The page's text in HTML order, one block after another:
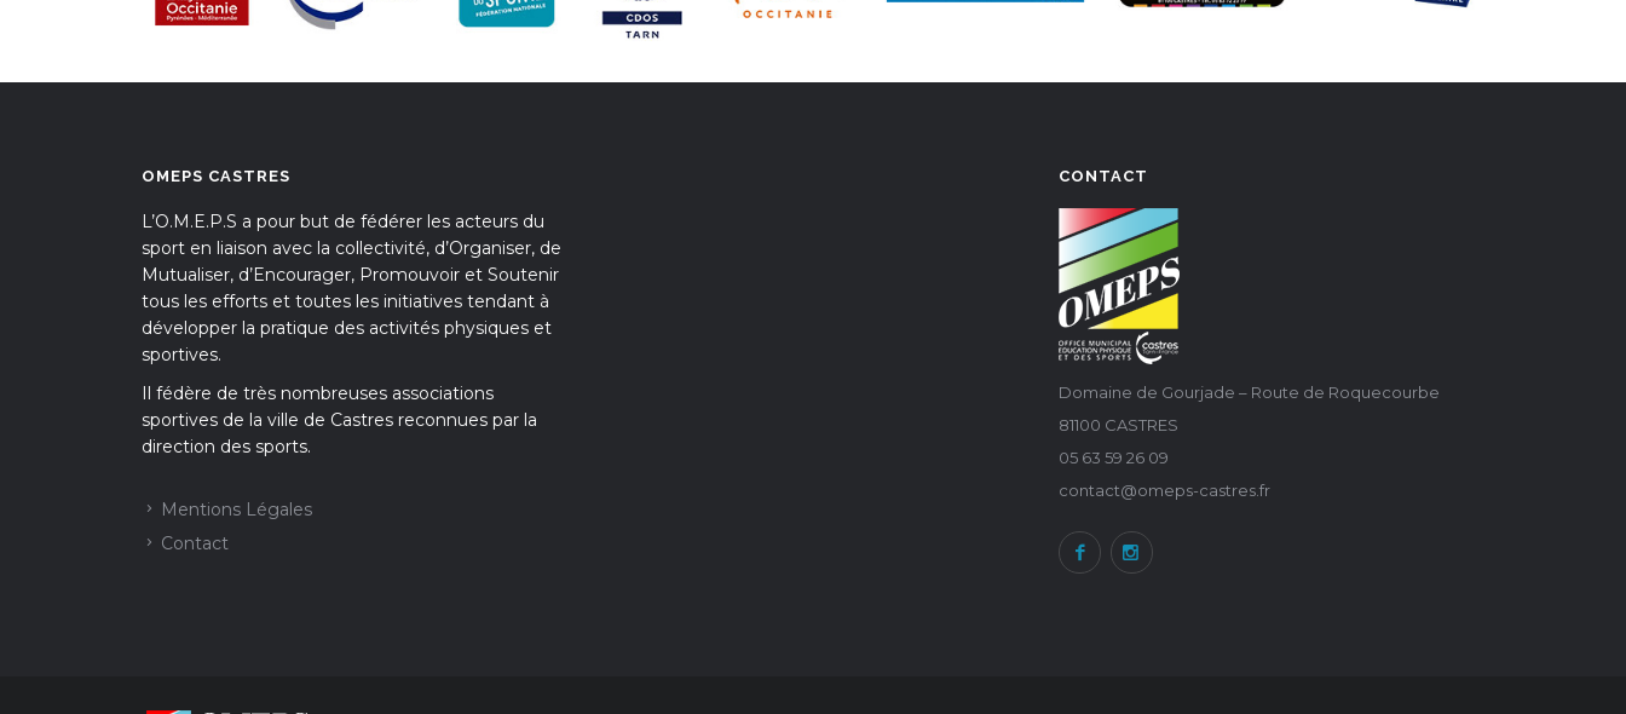
OMEPS CASTRES
L’O.M.E.P.S a pour but de fédérer les acteurs du
sport en liaison avec la collectivité, d’Organiser, de
Mutualiser, d’Encourager, Promouvoir et Soutenir
tous les efforts et toutes les initiatives tendant à
développer la pratique des activités physiques et
sportives.
Il fédère de très nombreuses associations
sportives de la ville de Castres reconnues par la
direction des sports.
Mentions Légales
Contact
CONTACT
Domaine de Gourjade – Route de Roquecourbe
81100 CASTRES
05 63 59 26 09
contact@omeps-castres.fr